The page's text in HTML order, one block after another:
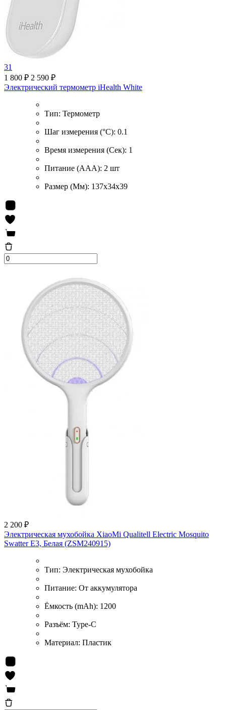
31
1 800 ₽ 2 590 ₽
Электрический термометр iHealth White
Тип: Термометр
Шаг измерения (°С): 0.1
Время измерения (Сек): 1
Питание (ААА): 2 шт
Размер (Мм): 137x34x39
2 200 ₽
Электрическая мухобойка XiaoMi Qualitell Electric Mosquito
Swatter E3, Белая (ZSM240915)
Тип: Электрическая мухобойка
Питание: От аккумулятора
Ёмкость (mAh): 1200
Разъём: Type-C
Материал: Пластик